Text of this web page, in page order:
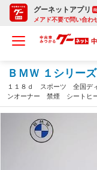
グーネットアプリ
メアド不要で問い合わ
ＢＭＷ １シリーズ
１１８ｄ スポーツ 全国デ
ンオーナー 禁煙 シートヒ
コンフォートＰＫＧ ＬＥ
ラ ＣＤ／ＤＶＤ再生 Ｂｌ